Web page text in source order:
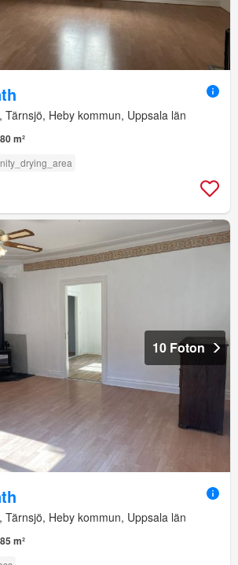
Tärnsjö, Heby kommun, Uppsala län
80 m²
10 Foton
Tärnsjö, Heby kommun, Uppsala län
85 m²